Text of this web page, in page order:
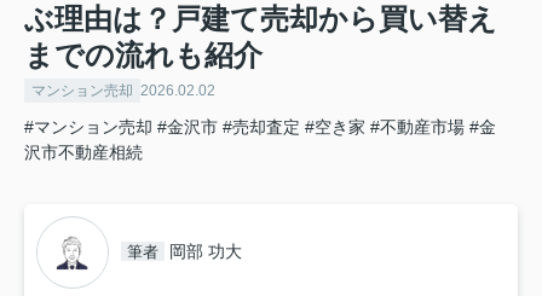
ぶ理由は？戸建て売却から買い替え
までの流れも紹介
マンション売却 2026.02.02
#マンション売却 #金沢市 #売却査定 #空き家 #不動産市場 #金
沢市不動産相続
筆者 岡部 功大